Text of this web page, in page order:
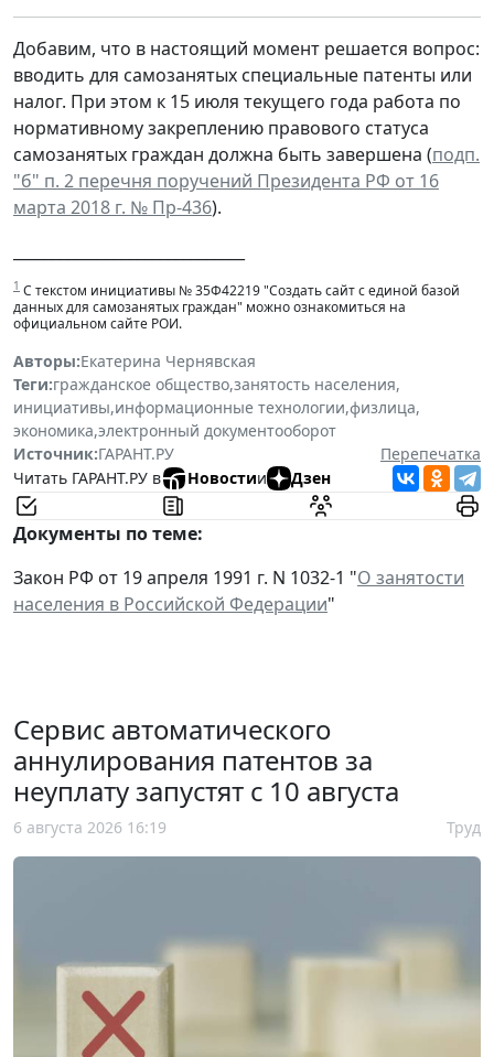
Добавим, что в настоящий момент решается вопрос:
вводить для самозанятых специальные патенты или
налог. При этом к 15 июля текущего года работа по
нормативному закреплению правового статуса
самозанятых граждан должна быть завершена (подп.
"б" п. 2 перечня поручений Президента РФ от 16
марта 2018 г. № Пр-436).
1 С текстом инициативы № 35Ф42219 "Создать сайт с единой базой
данных для самозанятых граждан" можно ознакомиться на
официальном сайте РОИ.
Авторы:Екатерина Чернявская
Теги:гражданское общество,занятость населения,
инициативы,информационные технологии,физлица,
экономика,электронный документооборот
Источник:ГАРАНТ.РУ
Перепечатка
Читать ГАРАНТ.РУ в
Новостии Дзен
Документы по теме:
Закон РФ от 19 апреля 1991 г. N 1032-1 "О занятости
населения в Российской Федерации"
Сервис автоматического
аннулирования патентов за
неуплату запустят с 10 августа
6 августа 2026 16:19 Труд